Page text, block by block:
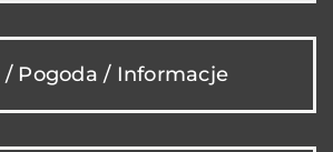
Pogoda / Informacje